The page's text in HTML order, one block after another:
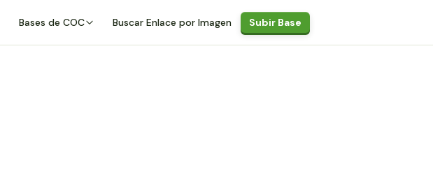
Bases de COC Buscar Enlace por Imagen Subir Base